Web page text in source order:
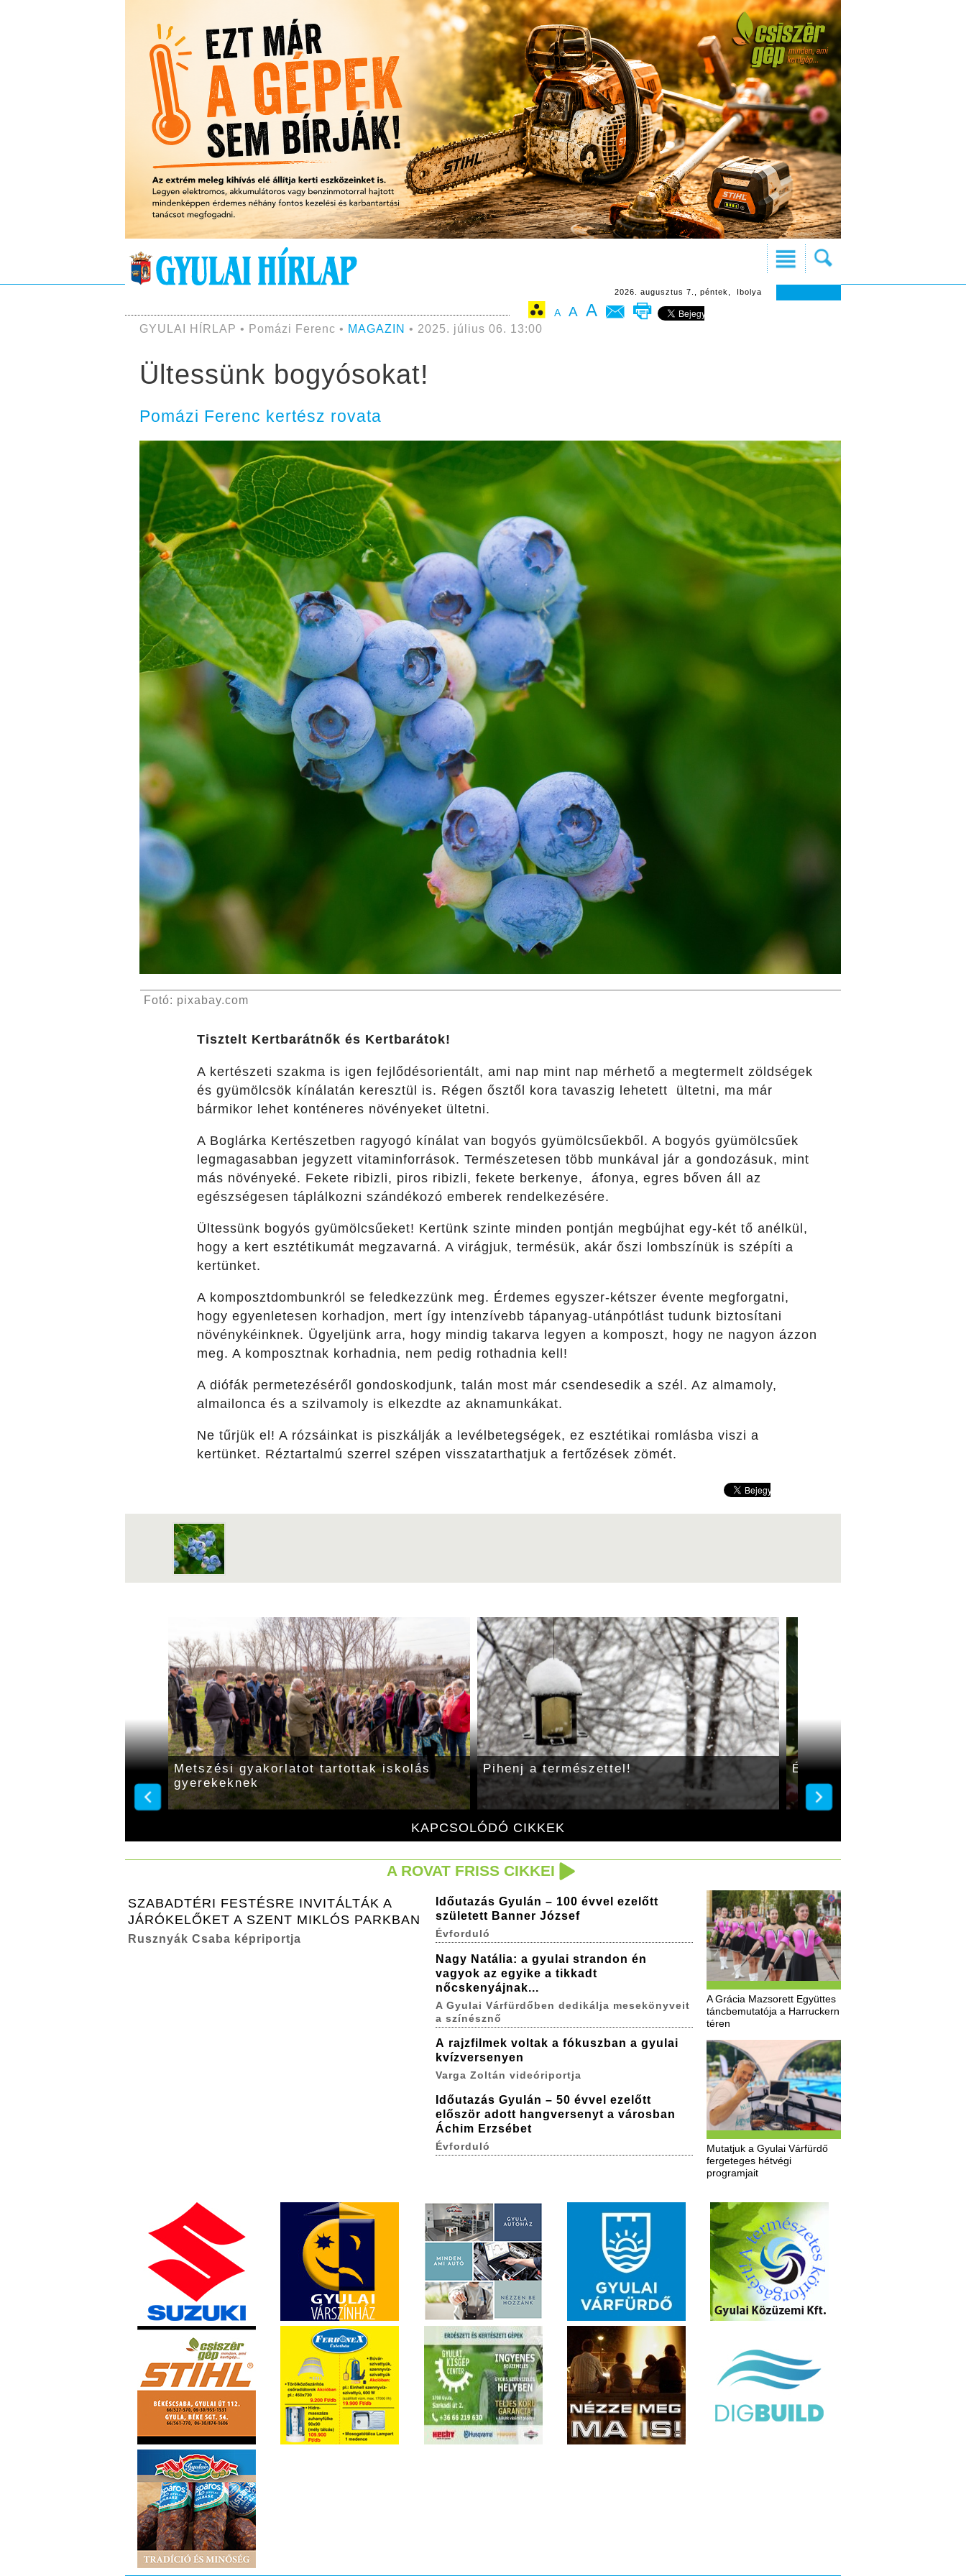
2026. augusztus 7., péntek, Ibolya
A A A
GYULAI HÍRLAP • Pomázi Ferenc • MAGAZIN • 2025. július 06. 13:00
Ültessünk bogyósokat!
Pomázi Ferenc kertész rovata
Fotó: pixabay.com
Tisztelt Kertbarátnők és Kertbarátok!
A kertészeti szakma is igen fejlődésorientált, ami nap mint nap mérhető a megtermelt zöldségek
és gyümölcsök kínálatán keresztül is. Régen ősztől kora tavaszig lehetett ültetni, ma már
bármikor lehet konténeres növényeket ültetni.
A Boglárka Kertészetben ragyogó kínálat van bogyós gyümölcsűekből. A bogyós gyümölcsűek
legmagasabban jegyzett vitaminforrások. Természetesen több munkával jár a gondozásuk, mint
más növényeké. Fekete ribizli, piros ribizli, fekete berkenye, áfonya, egres bőven áll az
egészségesen táplálkozni szándékozó emberek rendelkezésére.
Ültessünk bogyós gyümölcsűeket! Kertünk szinte minden pontján megbújhat egy-két tő anélkül,
hogy a kert esztétikumát megzavarná. A virágjuk, termésük, akár őszi lombszínük is szépíti a
kertünket.
A komposztdombunkról se feledkezzünk meg. Érdemes egyszer-kétszer évente megforgatni,
hogy egyenletesen korhadjon, mert így intenzívebb tápanyag-utánpótlást tudunk biztosítani
növénykéinknek. Ügyeljünk arra, hogy mindig takarva legyen a komposzt, hogy ne nagyon ázzon
meg. A komposztnak korhadnia, nem pedig rothadnia kell!
A diófák permetezéséről gondoskodjunk, talán most már csendesedik a szél. Az almamoly,
almailonca és a szilvamoly is elkezdte az aknamunkákat.
Ne tűrjük el! A rózsáinkat is piszkálják a levélbetegségek, ez esztétikai romlásba viszi a
kertünket. Réztartalmú szerrel szépen visszatarthatjuk a fertőzések zömét.
KAPCSOLÓDÓ CIKKEK
Édes szőlőink Mehet a diófanyesés! Még ne vágd vissza!
A ROVAT FRISS CIKKEI
SZABADTÉRI FESTÉSRE INVITÁLTÁK A
JÁRÓKELŐKET A SZENT MIKLÓS PARKBAN
Rusznyák Csaba képriportja
A Grácia Mazsorett Együttes
táncbemutatója a Harruckern
téren
Mutatjuk a Gyulai Várfürdő
fergeteges hétvégi
programjait
Időutazás Gyulán – 100 évvel ezelőtt
született Banner József
Évforduló
Nagy Natália: a gyulai strandon én
vagyok az egyike a tikkadt
nőcskenyájnak...
A Gyulai Várfürdőben dedikálja mesekönyveit
a színésznő
A rajzfilmek voltak a fókuszban a gyulai
kvízversenyen
Varga Zoltán videóriportja
Időutazás Gyulán – 50 évvel ezelőtt
először adott hangversenyt a városban
Áchim Erzsébet
Évforduló